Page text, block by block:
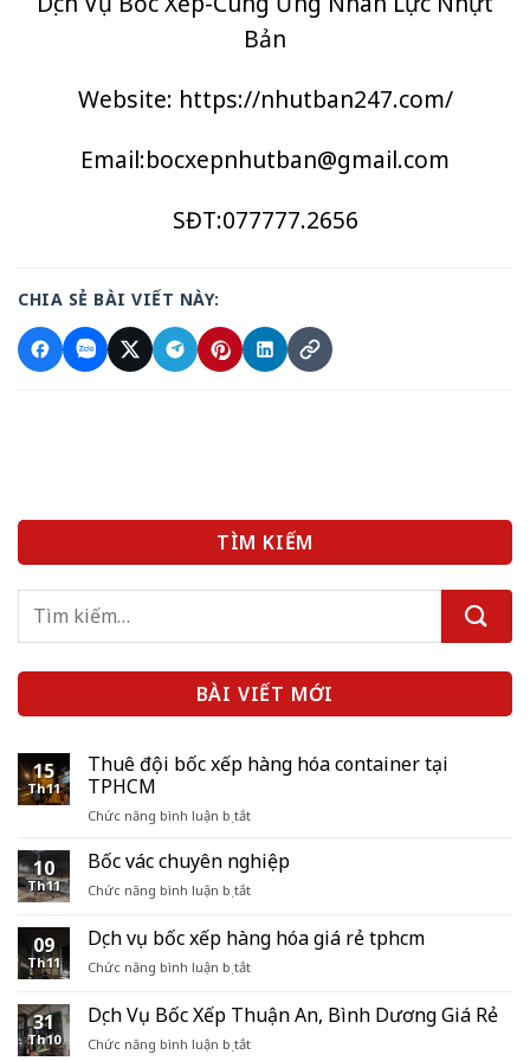
Bản
Website: https://nhutban247.com/
Email:bocxepnhutban@gmail.com
SĐT:077777.2656
CHIA SẺ BÀI VIẾT NÀY:
TÌM KIẾM
BÀI VIẾT MỚI
15
Th11
Thuê đội bốc xếp hàng hóa container tại
TPHCM
Chức năng bình luận bị tắtở
đội
bốc
xếp
hóa
container
tại
10
Th11
Bốc vác chuyên nghiệp
Chức năng bình luận bị tắtở
chuyên
nghiệp
09
Th11
Dịch vụ bốc xếp hàng hóa giá rẻ tphcm
Chức năng bình luận bị tắtở
bốc
xếp
31
Th10
Dịch Vụ Bốc Xếp Thuận An, Bình Dương Giá Rẻ
Chức năng bình luận bị tắtở